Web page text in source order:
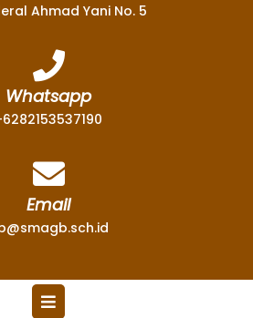
Ahmad Yani No. 5
Whatsapp
Email